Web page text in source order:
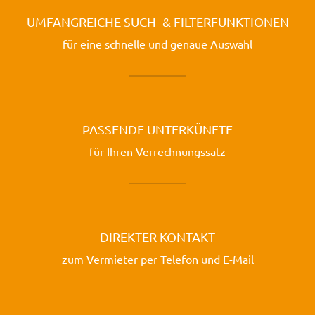
UMFANGREICHE SUCH- & FILTERFUNKTIONEN
für eine schnelle und genaue Auswahl
PASSENDE UNTERKÜNFTE
für Ihren Verrechnungssatz
DIREKTER KONTAKT
zum Vermieter per Telefon und E-Mail